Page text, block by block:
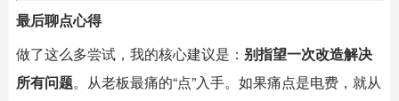
最后聊点心得
做了这么多尝试，我的核心建议是： 别指望一次改造解决
所有问题。从老板最痛的“点”入手。如果痛点是电费，就从